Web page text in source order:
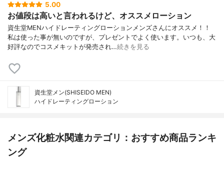
5.00
お値段は高いと言われるけど、オススメローション
資生堂MENハイドレーティングローションメンズさんにオススメ！！
私は使った事が無いのですが、プレゼントでよく使います。いつも、大
好評なのでコスメキットが発売され…続きを見る
資生堂メン(SHISEIDO MEN)
ハイドレーティングローション
メンズ化粧水関連カテゴリ：おすすめ商品ランキ
ング